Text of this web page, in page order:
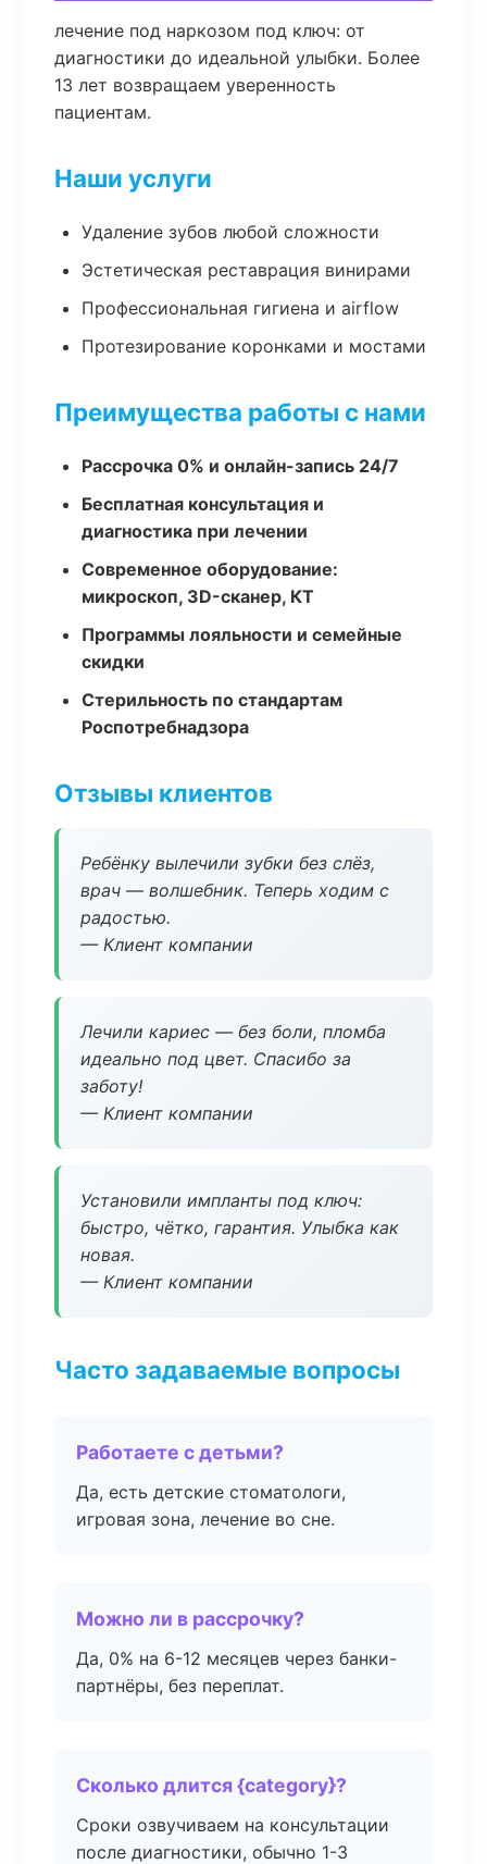
лечение под наркозом под ключ: от
диагностики до идеальной улыбки. Более
13 лет возвращаем уверенность
пациентам.
Наши услуги
Удаление зубов любой сложности
Эстетическая реставрация винирами
Профессиональная гигиена и airflow
Протезирование коронками и мостами
Преимущества работы с нами
Рассрочка 0% и онлайн-запись 24/7
Бесплатная консультация и
диагностика при лечении
Современное оборудование:
микроскоп, 3D-сканер, КТ
Программы лояльности и семейные
скидки
Стерильность по стандартам
Роспотребнадзора
Отзывы клиентов
Ребёнку вылечили зубки без слёз,
врач — волшебник. Теперь ходим с
радостью.
— Клиент компании
Лечили кариес — без боли, пломба
идеально под цвет. Спасибо за
заботу!
— Клиент компании
Установили импланты под ключ:
быстро, чётко, гарантия. Улыбка как
новая.
— Клиент компании
Часто задаваемые вопросы
Работаете с детьми?
Да, есть детские стоматологи,
игровая зона, лечение во сне.
Можно ли в рассрочку?
Да, 0% на 6-12 месяцев через банки-
партнёры, без переплат.
Сколько длится {category}?
Сроки озвучиваем на консультации
после диагностики, обычно 1-3